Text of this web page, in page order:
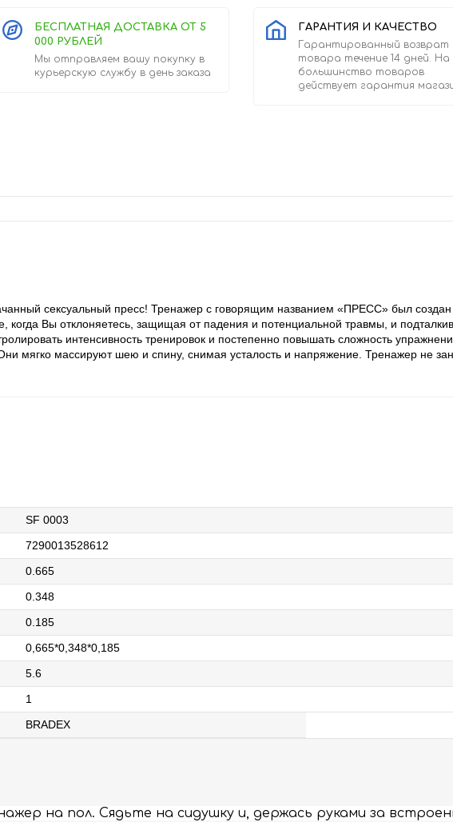
БЕСПЛАТНАЯ ДОСТАВКА ОТ 5
000 РУБЛЕЙ
Мы отправляем вашу покупку в
курьерскую службу в день заказа
ГАРАНТИЯ И КАЧЕСТВО
Гарантированный возврат
товара течение 14 дней. На
большинство товаров
действует гарантия
сексуальный пресс! Тренажер с говорящим названием «ПРЕСС» был
когда Вы отклоняетесь, защищая от падения и потенциальной травмы, и
интенсивность тренировок и постепенно повышать сложность
мягко массируют шею и спину, снимая усталость и напряжение. Тренажер не
SF 0003
7290013528612
0.665
0.348
0.185
0,665*0,348*0,185
5.6
1
BRADEX
на пол. Сядьте на сидушку и, держась руками за